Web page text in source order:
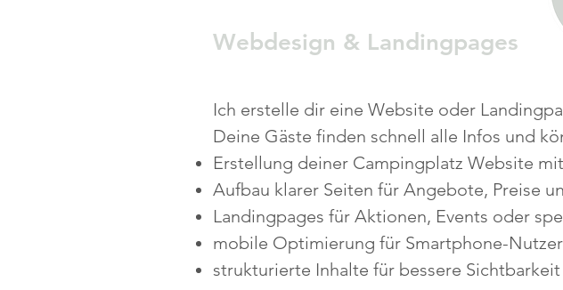
Webdesign & Landingpages
Ich erstelle dir eine Website oder
Deine Gäste finden schnell alle Infos und
Erstellung deiner Campingplatz Website
Aufbau klarer Seiten für Angebote, Preise
Landingpages für Aktionen, Events oder
mobile Optimierung für Smartphone-Nutzer
strukturierte Inhalte für bessere